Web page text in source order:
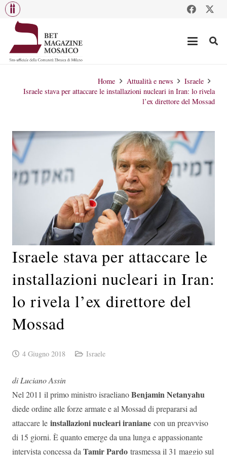
Home Attualità e news
Israele
Israele stava per attaccare le installazioni nucleari in Iran: lo rivela
l’ex direttore del Mossad
Israele stava per attaccare le
installazioni nucleari in Iran:
lo rivela l’ex direttore del
Mossad
4 Giugno 2018 Israele
di Luciano Assin
Nel 2011 il primo ministro israelianoBenjamin Netanyahu
diede ordine alle forze armate e al Mossad di prepararsi ad
attaccare le installazioni nucleari iraniane con un preavviso
di 15 giorni. È quanto emerge da una lunga e appassionante
intervista concessa daTamir Pardo trasmessa il 31 maggio sul